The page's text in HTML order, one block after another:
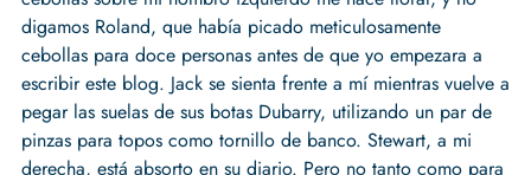
digamos Roland, que había picado meticulosamente
cebollas para doce personas antes de que yo empezara a
escribir este blog. Jack se sienta frente a mí mientras vuelve a
pegar las suelas de sus botas Dubarry, utilizando un par de
pinzas para topos como tornillo de banco. Stewart, a mi
derecha, está absorto en su diario. Pero no tanto como para